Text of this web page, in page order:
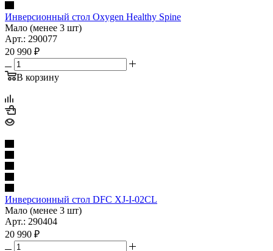
Инверсионный стол Oxygen Healthy Spine
Мало (менее 3 шт)
Арт.: 290077
20 990 ₽
В корзину
Инверсионный стол DFC XJ-I-02CL
Мало (менее 3 шт)
Арт.: 290404
20 990 ₽